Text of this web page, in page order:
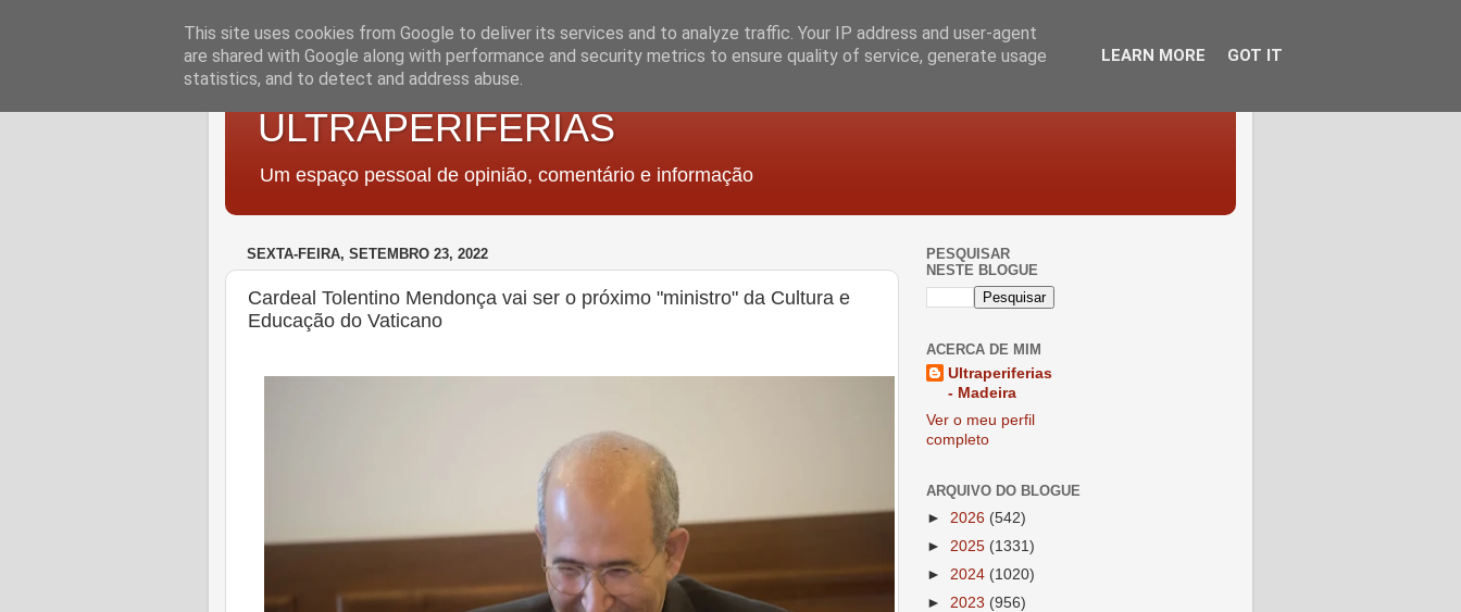
ULTRAPERIFERIAS
Um espaço pessoal de opinião, comentário e informação
SEXTA-FEIRA, SETEMBRO 23, 2022
Cardeal Tolentino Mendonça vai ser o próximo "ministro" da Cultura e
Educação do Vaticano
PESQUISAR
NESTE BLOGUE
ACERCA DE MIM
Ultraperiferias
- Madeira
Ver o meu perfil
completo
ARQUIVO DO BLOGUE
► 2026 (542)
► 2025 (1331)
► 2024 (1020)
► 2023 (956)
This site uses cookies from Google to deliver its services and to analyze traffic. Your IP address and user-agent
are shared with Google along with performance and security metrics to ensure quality of service, generate usage
statistics, and to detect and address abuse.
LEARN MORE GOT IT